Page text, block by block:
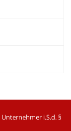
Unternehmer i.S.d. §